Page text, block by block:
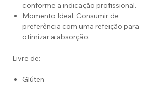
conforme a indicação profissional.
Momento Ideal: Consumir de
preferência com uma refeição para
otimizar a absorção.
Livre de:
Glúten